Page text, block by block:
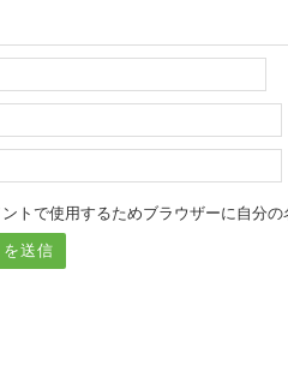
トで使用するためブラウザーに自分